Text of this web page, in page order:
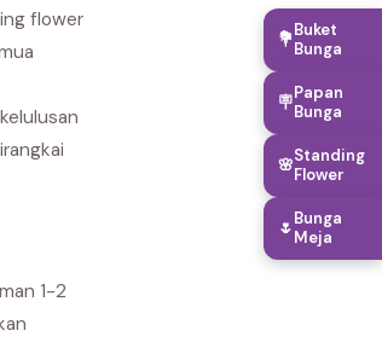
flower
1-2
💐Buket
Bunga
🪧Papan
Bunga
🌸Standing
Flower
🌷Bunga
Meja